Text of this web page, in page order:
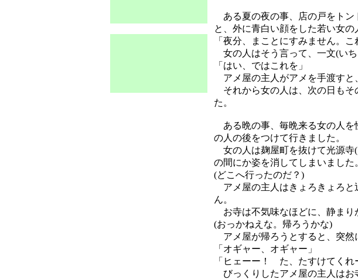
ある夏の夜の事、店の戸をトン
と、外に青白い顔をした若い女の
「夜分、まことにすみません。
女の人はそう言って、一文(い
「はい、ではこれを」
アメ屋の主人がアメを手渡すと
それから女の人は、次の日もそ
た。
ある晩の事、毎晩来る女の人を
の人の後をつけて行きました。
女の人は麹屋町を抜けて光源寺
の間にか姿を消してしまいました。
(どこへ行ったのだ？)
アメ屋の主人はきょろきょろと
ん。
お寺は不気味なほどに、静まり
(おっかねえな。帰ろうかな)
アメ屋が帰ろうとすると、突然
「オギャー、オギャー」
「ヒェーー！ た、たすけてくれ
びっくりしたアメ屋の主人はお